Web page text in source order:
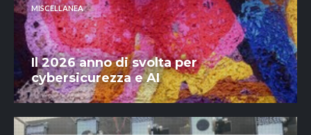
MISCELLANEA
Il 2026 anno di svolta per
cybersicurezza e AI